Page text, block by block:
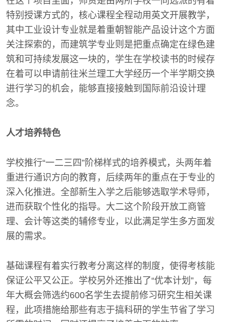
特别授课方式的，核心课程全程动用英文开展教学，
其中工业设计专业就是着重朝智能产品设计这个方面
关注探索的，而建筑学专业则是把重点确定在绿色建
筑和可持续发展这一块的，学生在学校读书的时候存
在着可以申请前往米兰理工大学经历一个半学期交换
进行学习的机会，能够直接接触到国际前沿设计理
念。
人才培养特色
学校推行“一二三四”阶梯样式的培养模式，头两年着
重进行通识方向的教育，后续两年的重点在于专业的
深入化推进。全部新生入学之后能够选取学术导师，
进而获取个性化的指导。大二这个阶段开放工商管
理、会计等这类的辅修专业，以此满足学生多方面发
展的需求。
基础课程有着实行教考分离这样的制度，使得考核能
保证公平又公正。学校另外还推出了“优本计划”，每
年大概会筛选约600名学生去提前修习研究生相关课
程，此项措施给那些有志于搞科研的学生节省了学习